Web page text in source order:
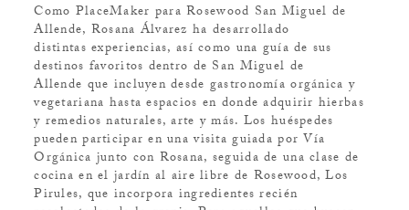
Como PlaceMaker para Rosewood San Miguel de
Allende, Rosana Álvarez ha desarrollado
distintas experiencias, así como una guía de sus
destinos favoritos dentro de San Miguel de
Allende que incluyen desde gastronomía orgánica y
vegetariana hasta espacios en donde adquirir hierbas
y remedios naturales, arte y más. Los huéspedes
pueden participar en una visita guiada por Vía
Orgánica junto con Rosana, seguida de una clase de
cocina en el jardín al aire libre de Rosewood, Los
Pirules, que incorpora ingredientes recién